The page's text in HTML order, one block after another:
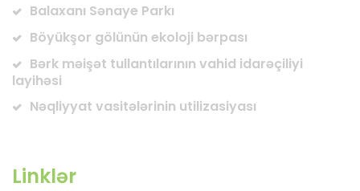
Balaxanı Sənaye Parkı
Böyükşor gölünün ekoloji bərpası
Bərk məişət tullantılarının vahid idarəçiliyi
layihəsi
Nəqliyyat vasitələrinin utilizasiyası
Linklər